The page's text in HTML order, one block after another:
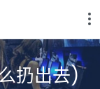
扔出去)